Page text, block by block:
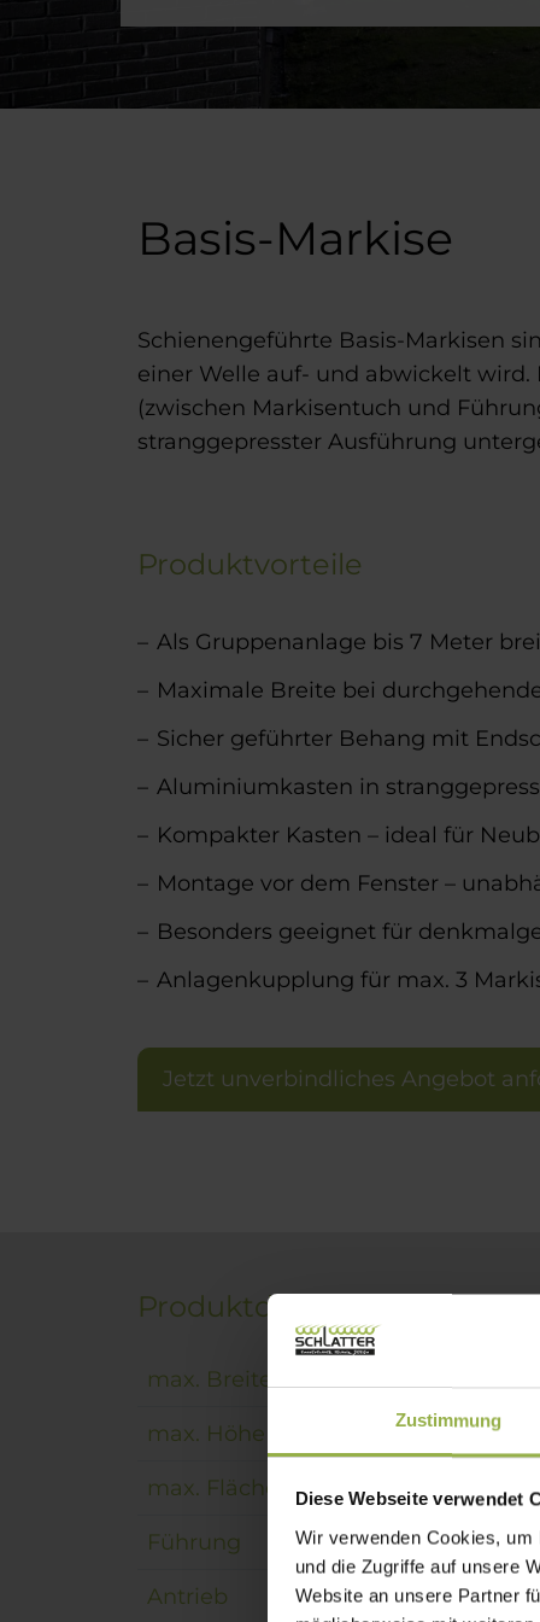
Zustimmung
Diese Webseite verwendet
Wir verwenden Cookies,
und die Zugriffe auf unsere
Website an unsere Partner
Basis-Markise
Schienengeführte Basis-Markisen
einer Welle auf- und abwickelt
(zwischen Markisentuch und
stranggepresster Ausführung
Produktvorteile
Als Gruppenanlage bis 7 Meter
Maximale Breite bei
Sicher geführter Behang mit
Aluminiumkasten in
Kompakter Kasten – ideal für
Montage vor dem Fenster –
Besonders geeignet für
Anlagenkupplung für max. 3
Jetzt unverbindliches Angebot
Produktdetails
max. Breite
max. Höhe
max. Fläche 9 m²
Führung
Antrieb